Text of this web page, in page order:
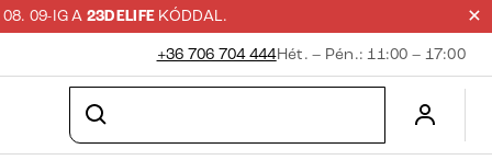
09-IG A 23DELIFE KÓDDAL.
+36 706 704 444Hét. – Pén.: 11:00 – 17:00